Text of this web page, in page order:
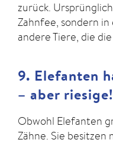
zurück.
Zahnfee, sondern
andere Tiere, die
9. Elefanten
– aber riesige!
Obwohl Elefanten
Zähne. Sie besitzen